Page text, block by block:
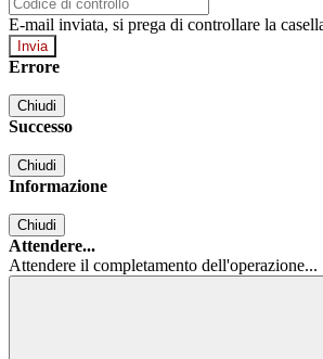
E-mail inviata, si prega di controllare la
Errore
Chiudi
Successo
Chiudi
Informazione
Chiudi
Attendere...
Attendere il completamento dell'operazione...